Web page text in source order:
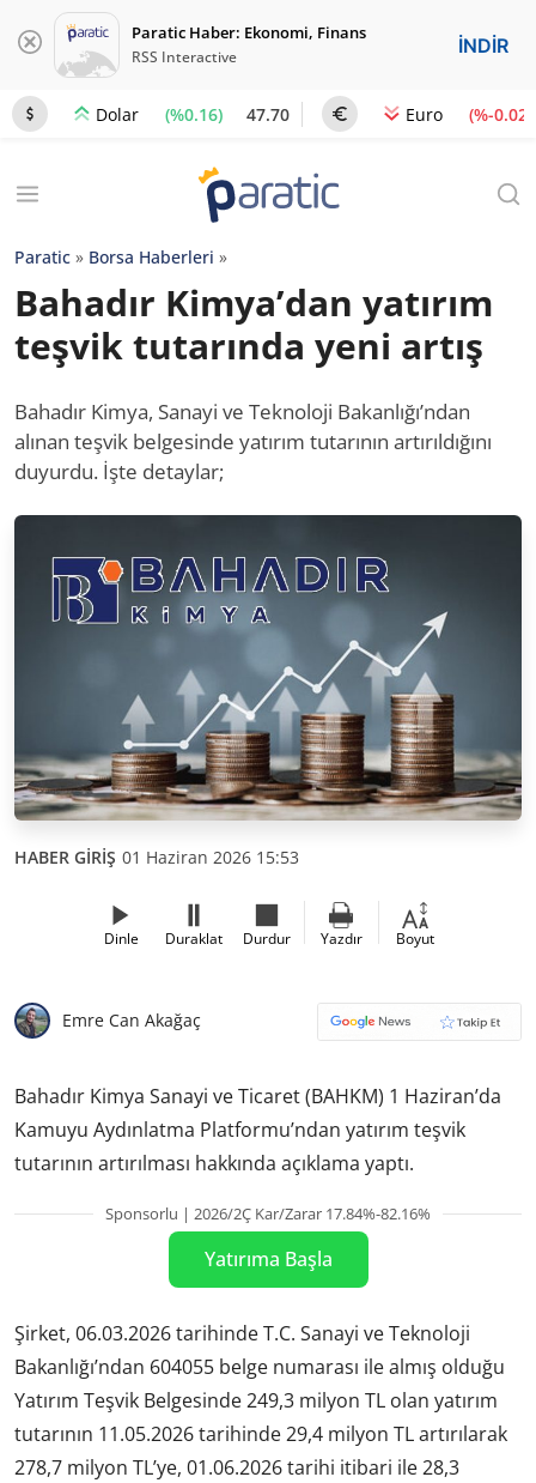
Paratic Haber: Ekonomi, Finans
RSS Interactive İNDİR
Dolar (%0.16) 47.70 Euro (%-0.02)
Paratic » Borsa Haberleri »
Bahadır Kimya’dan yatırım
teşvik tutarında yeni artış
Bahadır Kimya, Sanayi ve Teknoloji Bakanlığı’ndan
alınan teşvik belgesinde yatırım tutarının artırıldığını
duyurdu. İşte detaylar;
HABER GİRİŞ 01 Haziran 2026 15:53
Dinle Duraklat Durdur Yazdır Boyut
Emre Can Akağaç
Bahadır Kimya Sanayi ve Ticaret (BAHKM) 1 Haziran’da
Kamuyu Aydınlatma Platformu’ndan yatırım teşvik
tutarının artırılması hakkında açıklama yaptı.
Sponsorlu | 2026/2Ç Kar/Zarar 17.84%-82.16%
Yatırıma Başla
Şirket, 06.03.2026 tarihinde T.C. Sanayi ve Teknoloji
Bakanlığı’ndan 604055 belge numarası ile almış olduğu
Yatırım Teşvik Belgesinde 249,3 milyon TL olan yatırım
tutarının 11.05.2026 tarihinde 29,4 milyon TL artırılarak
278,7 milyon TL’ye, 01.06.2026 tarihi itibari ile 28,3